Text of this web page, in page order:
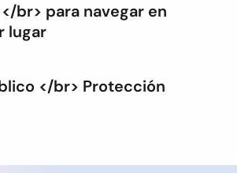
br> para navegar en
lugar
</br> Protección